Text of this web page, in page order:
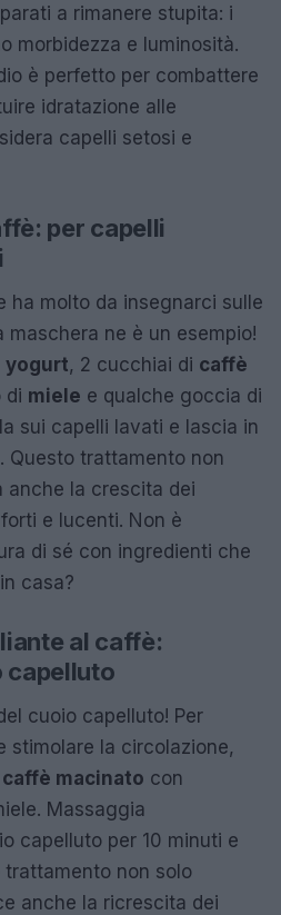
a rimanere stupita: i
morbidezza e luminosità.
è perfetto per combattere
idratazione alle
capelli setosi e
per capelli
ha molto da insegnarci sulle
ne è un esempio!
yogurt, 2 cucchiai di caffè
di miele e qualche goccia di
sui capelli lavati e lascia in
Questo trattamento non
anche la crescita dei
e lucenti. Non è
di sé con ingredienti che
casa?
al caffè:
capelluto
cuoio capelluto! Per
stimolare la circolazione,
caffè macinato con
Massaggia
capelluto per 10 minuti e
non solo
anche la ricrescita dei